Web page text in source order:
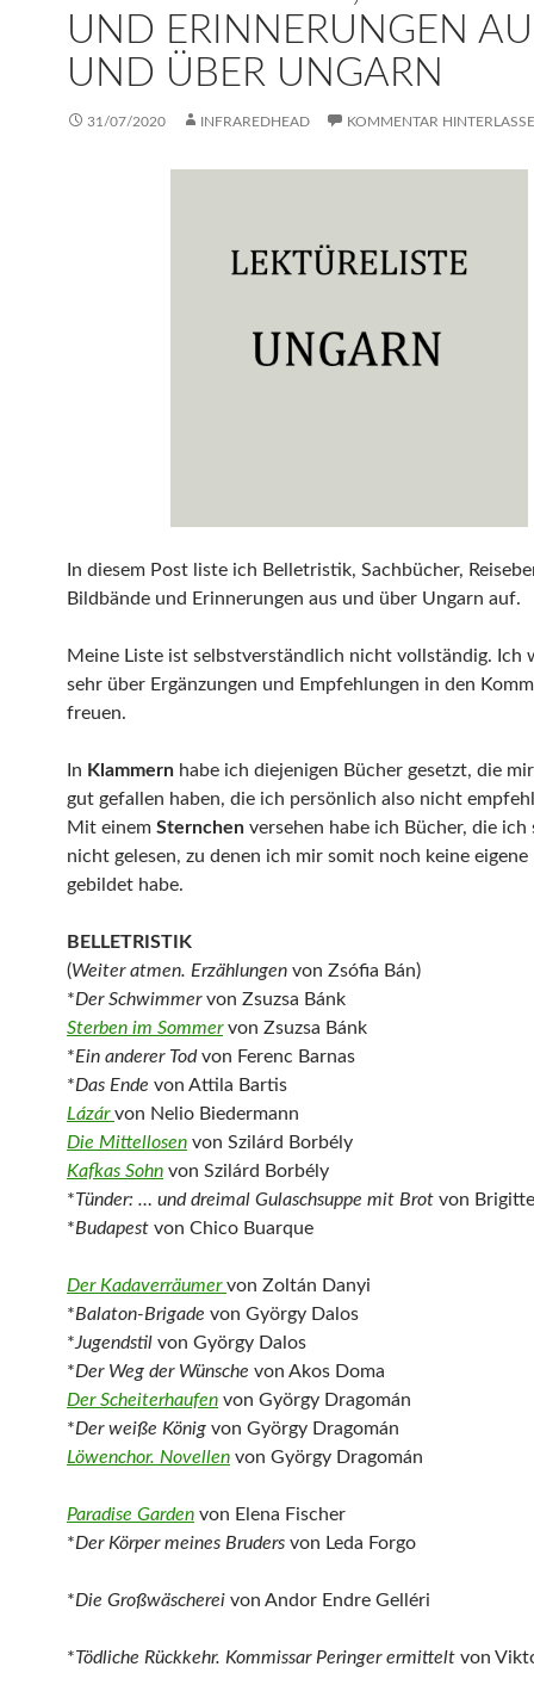
UND ERINNERUNGEN
UND ÜBER UNGARN
31/07/2020 INFRAREDHEAD KOMMENTAR
In diesem Post liste ich Belletristik, Sachbücher,
Bildbände und Erinnerungen aus und über Ungarn auf.
Meine Liste ist selbstverständlich nicht vollständig. Ich
sehr über Ergänzungen und Empfehlungen in den
freuen.
In Klammern habe ich diejenigen Bücher gesetzt, die
gut gefallen haben, die ich persönlich also nicht
Mit einem Sternchen versehen habe ich Bücher, die ich
nicht gelesen, zu denen ich mir somit noch keine
gebildet habe.
BELLETRISTIK
(Weiter atmen. Erzählungen von Zsófia Bán)
*Der Schwimmervon Zsuzsa Bánk
Sterben im Sommervon Zsuzsa Bánk
*Ein anderer Todvon Ferenc Barnas
*Das Ende von Attila Bartis
Lázárvon Nelio Biedermann
Die Mittellosen von Szilárd Borbély
Kafkas Sohn von Szilárd Borbély
*Tünder: … und dreimal Gulaschsuppe mit Brot von
*Budapest von Chico Buarque
Der Kadaverräumervon Zoltán Danyi
*Balaton-Brigade von György Dalos
*Jugendstil von György Dalos
*Der Weg der Wünsche von Akos Doma
Der Scheiterhaufen von György Dragomán
*Der weiße König von György Dragomán
Löwenchor. Novellen von György Dragomán
Paradise Garden von Elena Fischer
*Der Körper meines Bruders von Leda Forgo
*Die Großwäscherei von Andor Endre Gelléri
*Tödliche Rückkehr. Kommissar Peringer ermittelt von